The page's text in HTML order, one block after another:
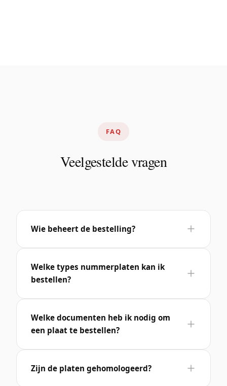
FAQ
Veelgestelde vragen
Wie beheert de bestelling?
Welke types nummerplaten kan ik
bestellen?
Welke documenten heb ik nodig om
een plaat te bestellen?
Zijn de platen gehomologeerd?